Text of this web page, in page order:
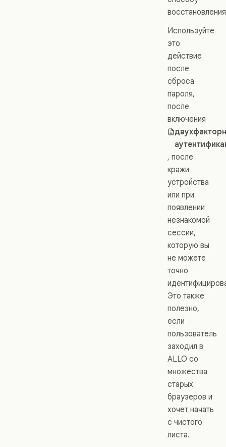
Используйте
это
действие
после
сброса
пароля,
после
включения
, после
кражи
устройства
или при
появлении
незнакомой
сессии,
которую вы
не можете
точно
Это также
полезно,
если
пользователь
заходил в
ALLO со
множества
старых
браузеров и
хочет начать
с чистого
листа.